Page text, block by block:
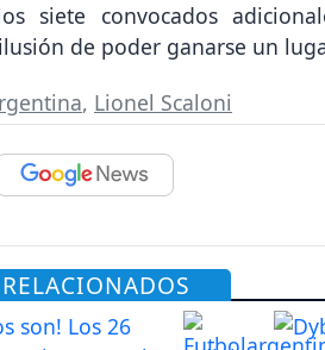
siete convocados
de poder ganarse un
, Lionel Scaloni